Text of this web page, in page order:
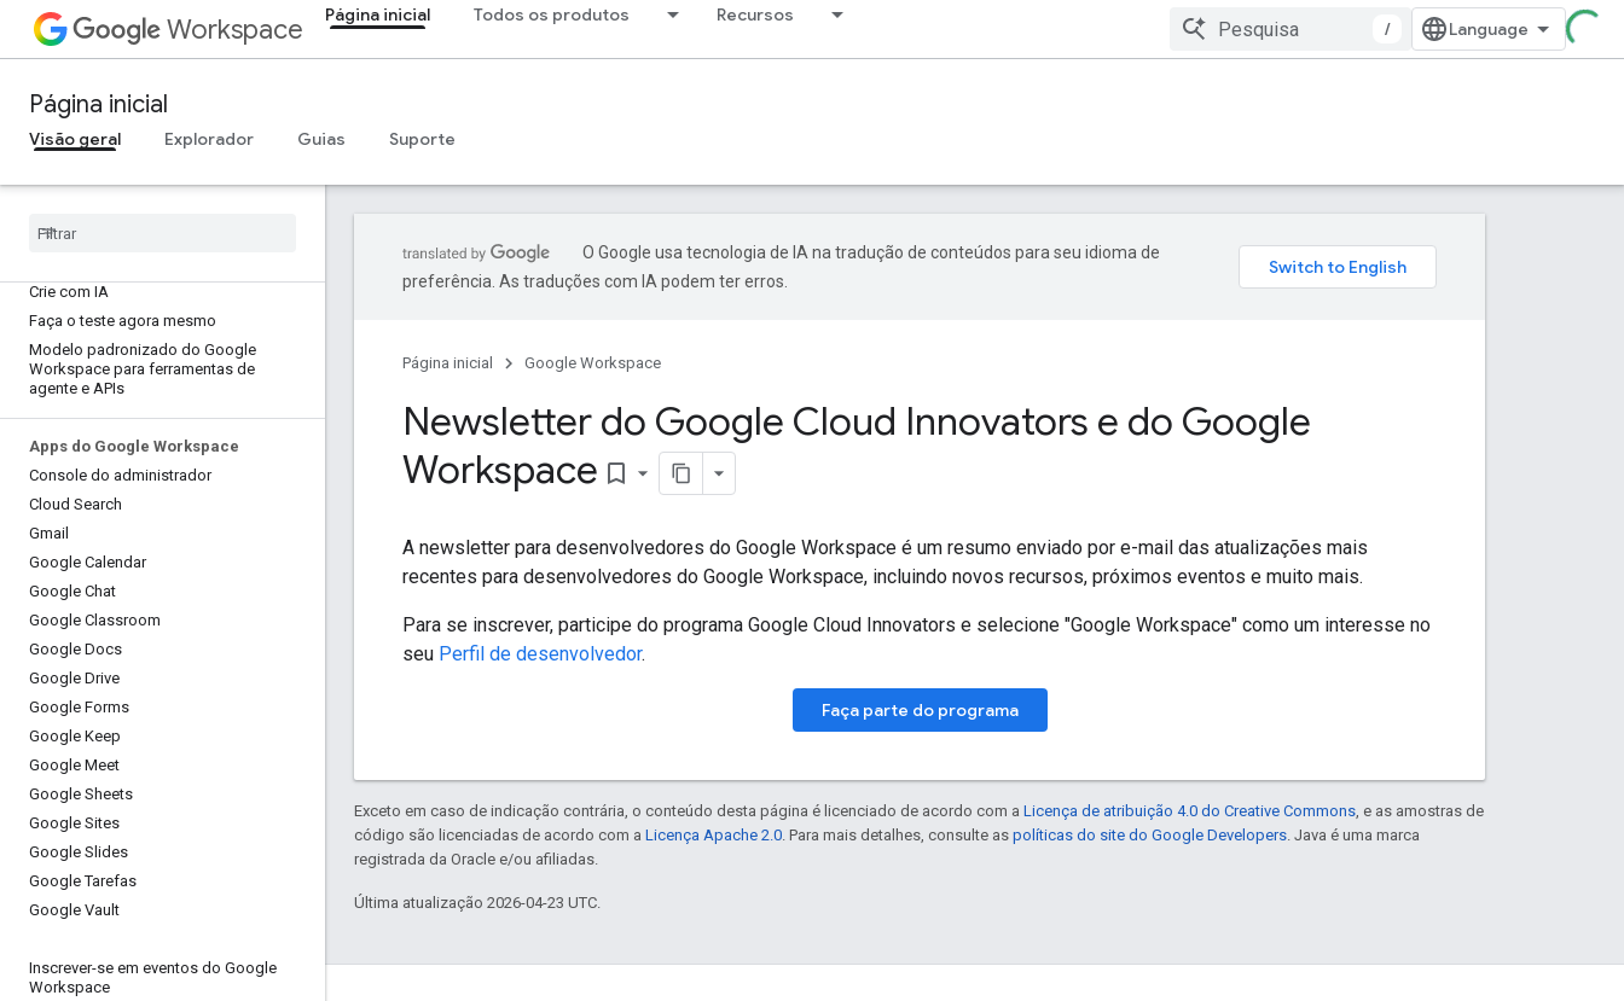
Workspace Página inicial Todos os produtos Recursos
/
Página inicial
Visão geral Explorador Guias Suporte
Produtos para desenvolvedores
Crie com IA
Faça o teste agora mesmo
Modelo padronizado do Google
Workspace para ferramentas de
agente e APIs
Apps do Google Workspace
Console do administrador
Cloud Search
Gmail
Google Calendar
Google Chat
Google Classroom
Google Docs
Google Drive
Google Forms
Google Keep
Google Meet
Google Sheets
Google Sites
Google Slides
Google Tarefas
Google Vault
Inscrever-se em eventos do Google
Workspace
O Google usa tecnologia de IA na tradução de conteúdos para seu idioma de
preferência. As traduções com IA podem ter erros.
Página inicial Google Workspace
Newsletter do Google Cloud Innovators e do Google
Workspace bookmark_border
A newsletter para desenvolvedores do Google Workspace é um resumo enviado por e-mail das atualizações mais
recentes para desenvolvedores do Google Workspace, incluindo novos recursos, próximos eventos e muito mais.
Para se inscrever, participe do programa Google Cloud Innovators e selecione "Google Workspace" como um interesse no
seu Perfil de desenvolvedor.
Faça parte do programa
Exceto em caso de indicação contrária, o conteúdo desta página é licenciado de acordo com a Licença de atribuição 4.0 do Creative Commons , e as amostras de
código são licenciadas de acordo com a Licença Apache 2.0 . Para mais detalhes, consulte as políticas do site do Google Developers . Java é uma marca
registrada da Oracle e/ou afiliadas.
Última atualização 2026-04-23 UTC.